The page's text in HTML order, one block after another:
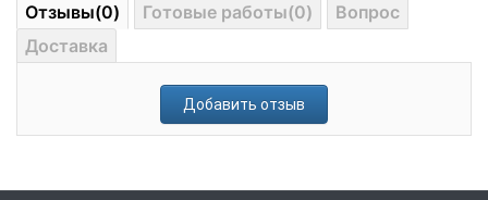
Отзывы(0) Готовые работы(0)
Вопрос
Доставка
Добавить отзыв